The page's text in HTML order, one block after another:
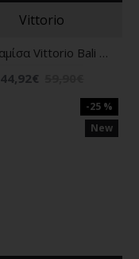
Vittorio
Πουκαμίσα Vittorio Bali μαύρο
44,92€
New
-25 %